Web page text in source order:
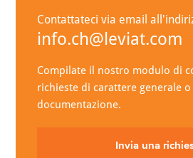
Contattateci via email
info.ch@leviat.com
Compilate il nostro modulo di
richieste di carattere generale
documentazione.
Invia una